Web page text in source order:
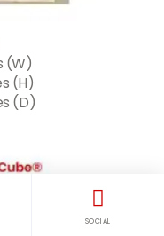
(W)
(H)
(D)
SOCIAL